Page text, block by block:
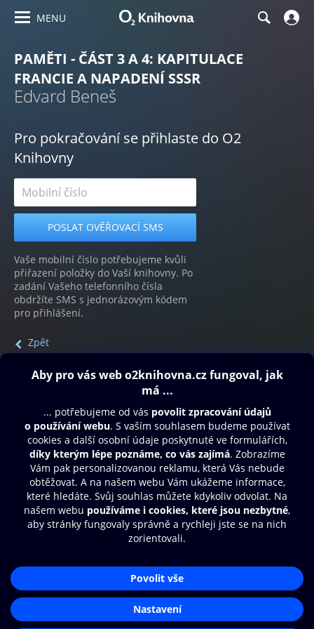
MENU
PAMĚTI - ČÁST 3 A 4: KAPITULACE
FRANCIE A NAPADENÍ SSSR
Edvard Beneš
Pro pokračování se přihlaste do O2
Knihovny
Vaše mobilní číslo potřebujeme kvůli
přiřazení položky do Vaší knihovny. Po
zadání Vašeho telefonního čísla
obdržíte SMS s jednorázovým kódem
pro přihlášení.
Zpět
Obsah ke stažení
Moje O2 Knihovna
Další zábava
© O2 Czech Republic a.s.
Přístupnost
Zásady zpracování osobních údajůAplikace O2 Knihovna
Čti a poslouchej své e-knihy a
audioknihy rychleji a pohodlněji.